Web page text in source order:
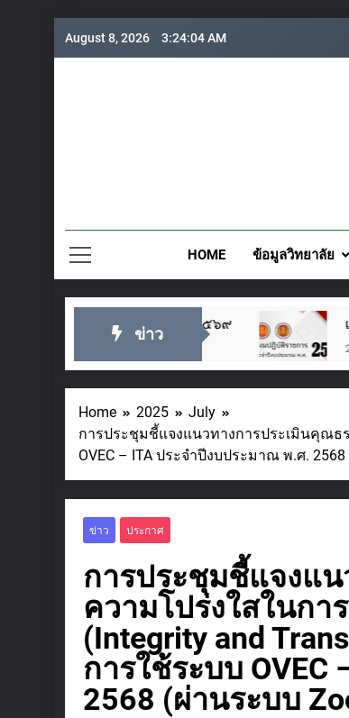
August 8, 2026 3:24:04 AM
HOME ข้อมูลวิทยาลัย
ข่าว
อยู่หัว ๒๘ กรกฎาคม ๒๕๖๙ แผนปฏิ
2 Days
Home 2025
July
การประชุมชี้แจงแนวทางการประเมินคุณธ
OVEC – ITA ประจำปีงบประมาณ พ.ศ.
ข่าว ประกาศ
การประชุมชี้แจงแ
ความโปร่งใสในก
(Integrity and
การใช้ระบบ
2568 (ผ่านระบบ